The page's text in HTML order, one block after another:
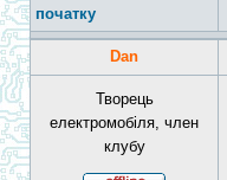
початку
Dan
Творець
електромобіля, член
клубу